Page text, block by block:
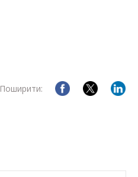
Поширити: